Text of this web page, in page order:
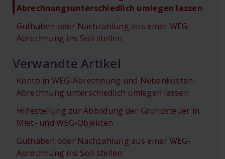
Abrechnungsunterschiedlich umlegen lassen
Guthaben oder Nachzahlung aus einer WEG-
Abrechnung ins Soll stellen
Verwandte Artikel
Konto in WEG-Abrechnung und Nebenkosten-
Abrechnung unterschiedlich umlegen lassen
Hilfestellung zur Abbildung der Grundsteuer in
Miet- und WEG-Objekten
Guthaben oder Nachzahlung aus einer WEG-
Abrechnung ins Soll stellen